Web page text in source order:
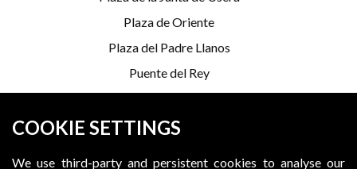
COOKIE SETTINGS
We use third-party and persistent cookies to analyse our
Plaza de Oriente
Plaza del Padre Llanos
Puente del Rey
Serrería Belga
*Programming is subject to change